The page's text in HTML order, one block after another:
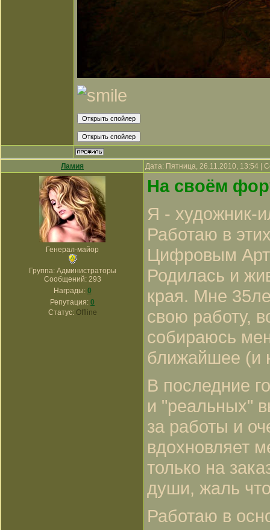
Ламия Дата: Пятница, 26.11.2010, 13:54 |
Генерал-майор
Группа: Администраторы
Сообщений: 293
Награды: 0
Репутация: 0
Статус: Offline
На своём
Я - художник-
Работаю в
Цифровым
Родилась и
края. Мне
свою работу,
собираюсь
ближайшее (и
В последние
и "реальных"
за работы и
вдохновляет
только на
души, жаль
Работаю в